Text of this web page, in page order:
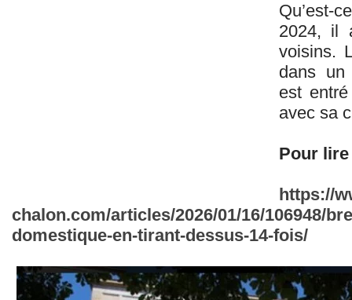
Qu’est-
2024, il
voisins.
dans un
est
avec sa
Pour
https://
chalon.com/articles/2026/01/16/106948/
domestique-en-tirant-dessus-14-fois/